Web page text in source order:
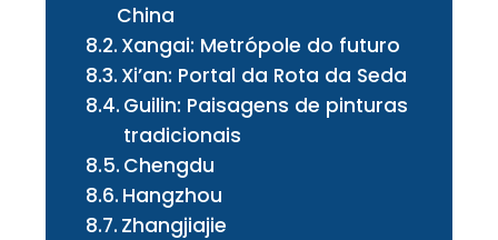
China
Xangai: Metrópole do futuro
Xi’an: Portal da Rota da Seda
Guilin: Paisagens de pinturas
tradicionais
Chengdu
Hangzhou
Zhangjiajie